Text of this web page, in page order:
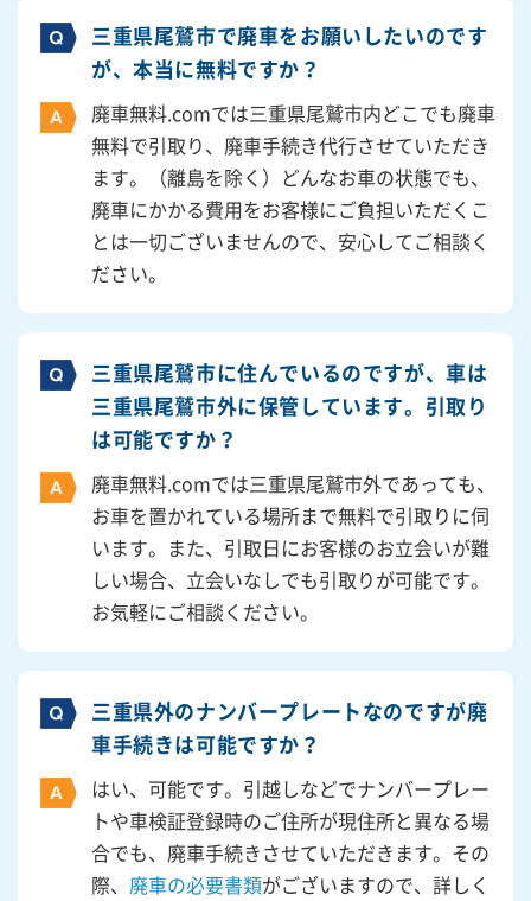
三重県尾鷲市で廃車をお願いしたいのです
が、本当に無料ですか？
廃車無料.comでは三重県尾鷲市内どこでも廃車
無料で引取り、廃車手続き代行させていただき
ます。（離島を除く）どんなお車の状態でも、
廃車にかかる費用をお客様にご負担いただくこ
とは一切ございませんので、安心してご相談く
ださい。
三重県尾鷲市に住んでいるのですが、車は
三重県尾鷲市外に保管しています。引取り
は可能ですか？
廃車無料.comでは三重県尾鷲市外であっても、
お車を置かれている場所まで無料で引取りに伺
います。また、引取日にお客様のお立会いが難
しい場合、立会いなしでも引取りが可能です。
お気軽にご相談ください。
三重県外のナンバープレートなのですが廃
車手続きは可能ですか？
はい、可能です。引越しなどでナンバープレー
トや車検証登録時のご住所が現住所と異なる場
合でも、廃車手続きさせていただきます。その
際、 廃車の必要書類がございますので、詳しく